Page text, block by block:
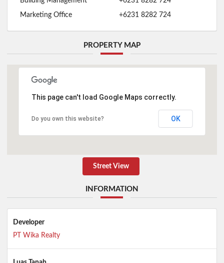
Marketing Office +6231 8282 724
PROPERTY MAP
This page can't load Google Maps correctly.
Do you own this website? OK
Street View
INFORMATION
Developer
PT Wika Realty